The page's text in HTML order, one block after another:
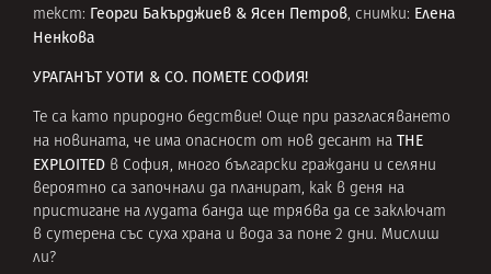
текст: Георги Бакърджиев & Ясен Петров, снимки: Елена
Ненкова
УРАГАНЪТ УОТИ & CO. ПОМЕТЕ СОФИЯ!
Те са като природно бедствие! Още при разгласяването
на новината, че има опасност от нов десант на THE
EXPLOITED в София, много български граждани и селяни
вероятно са започнали да планират, как в деня на
пристигане на лудата банда ще трябва да се заключат
в сутерена със суха храна и вода за поне 2 дни. Мислиш
ли?